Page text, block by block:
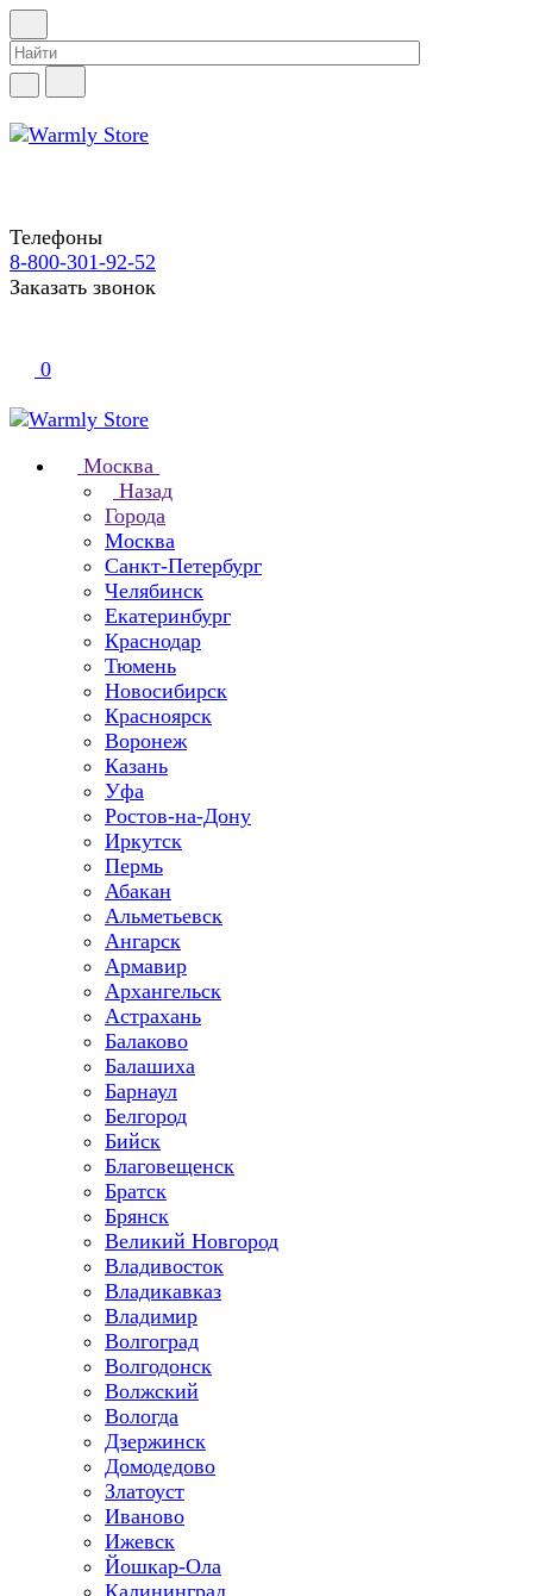
Телефоны
8-800-301-92-52
Заказать звонок
0
Москва
Назад
Города
Москва
Санкт-Петербург
Челябинск
Екатеринбург
Краснодар
Тюмень
Новосибирск
Красноярск
Воронеж
Казань
Уфа
Ростов-на-Дону
Иркутск
Пермь
Абакан
Альметьевск
Ангарск
Армавир
Архангельск
Астрахань
Балаково
Балашиха
Барнаул
Белгород
Бийск
Благовещенск
Братск
Брянск
Великий Новгород
Владивосток
Владикавказ
Владимир
Волгоград
Волгодонск
Волжский
Вологда
Дзержинск
Домодедово
Златоуст
Иваново
Ижевск
Йошкар-Ола
Калининград